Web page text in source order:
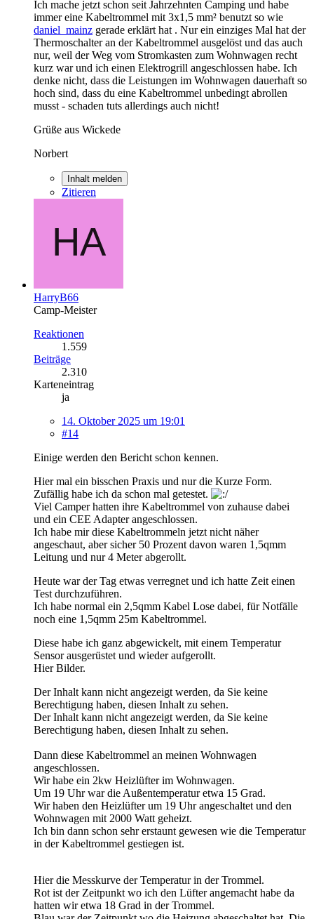
Ich mache jetzt schon seit Jahrzehnten Camping und habe
immer eine Kabeltrommel mit 3x1,5 mm² benutzt so wie
daniel_mainz gerade erklärt hat . Nur ein einziges Mal hat der
Thermoschalter an der Kabeltrommel ausgelöst und das auch
nur, weil der Weg vom Stromkasten zum Wohnwagen recht
kurz war und ich einen Elektrogrill angeschlossen habe. Ich
denke nicht, dass die Leistungen im Wohnwagen dauerhaft so
hoch sind, dass du eine Kabeltrommel unbedingt abrollen
musst - schaden tuts allerdings auch nicht!
Grüße aus Wickede
Norbert
Inhalt melden
Zitieren
HarryB66
Camp-Meister
Reaktionen
1.559
Beiträge
2.310
Karteneintrag
ja
14. Oktober 2025 um 19:01
#14
Einige werden den Bericht schon kennen.
Hier mal ein bisschen Praxis und nur die Kurze Form.
Zufällig habe ich da schon mal getestet.
Viel Camper hatten ihre Kabeltrommel von zuhause dabei
und ein CEE Adapter angeschlossen.
Ich habe mir diese Kabeltrommeln jetzt nicht näher
angeschaut, aber sicher 50 Prozent davon waren 1,5qmm
Leitung und nur 4 Meter abgerollt.
Heute war der Tag etwas verregnet und ich hatte Zeit einen
Test durchzuführen.
Ich habe normal ein 2,5qmm Kabel Lose dabei, für Notfälle
noch eine 1,5qmm 25m Kabeltrommel.
Diese habe ich ganz abgewickelt, mit einem Temperatur
Sensor ausgerüstet und wieder aufgerollt.
Hier Bilder.
Der Inhalt kann nicht angezeigt werden, da Sie keine
Berechtigung haben, diesen Inhalt zu sehen.
Der Inhalt kann nicht angezeigt werden, da Sie keine
Berechtigung haben, diesen Inhalt zu sehen.
Dann diese Kabeltrommel an meinen Wohnwagen
angeschlossen.
Wir habe ein 2kw Heizlüfter im Wohnwagen.
Um 19 Uhr war die Außentemperatur etwa 15 Grad.
Wir haben den Heizlüfter um 19 Uhr angeschaltet und den
Wohnwagen mit 2000 Watt geheizt.
Ich bin dann schon sehr erstaunt gewesen wie die Temperatur
in der Kabeltrommel gestiegen ist.
Hier die Messkurve der Temperatur in der Trommel.
Rot ist der Zeitpunkt wo ich den Lüfter angemacht habe da
hatten wir etwa 18 Grad in der Trommel.